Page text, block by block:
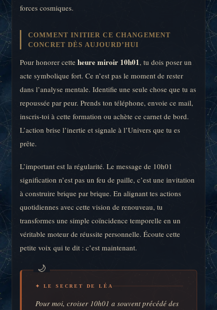
forces cosmiques.
COMMENT INITIER CE CHANGEMENT
CONCRET DÈS AUJOURD’HUI
Pour honorer cette heure miroir 10h01, tu dois poser un
acte symbolique fort. Ce n’est pas le moment de rester
dans l’analyse mentale. Identifie une seule chose que tu as
repoussée par peur. Prends ton téléphone, envoie ce mail,
inscris-toi à cette formation ou achète ce carnet de bord.
L’action brise l’inertie et signale à l’Univers que tu es
prête.
L’important est la régularité. Le message de 10h01
signification n’est pas un feu de paille, c’est une invitation
à construire brique par brique. En alignant tes actions
quotidiennes avec cette vision de renouveau, tu
transformes une simple coïncidence temporelle en un
véritable moteur de réussite personnelle. Écoute cette
petite voix qui te dit : c’est maintenant.
✦ LE SECRET DE LÉA
Pour moi, croiser 10h01 a souvent précédé des